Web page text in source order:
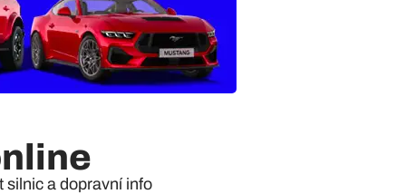
silnic a dopravní info